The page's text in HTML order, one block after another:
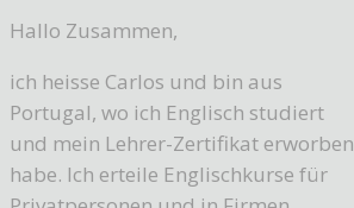
Hallo Zusammen,
ich heisse Carlos und bin aus
Portugal, wo ich Englisch studiert
und mein Lehrer-Zertifikat erworben
habe. Ich erteile Englischkurse für